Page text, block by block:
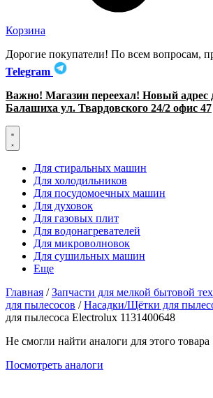
Корзина
Дорогие покупатели! По всем вопросам,
Telegram
Важно! Магазин переехал! Новый адрес
Балашиха ул. Твардовского 24/2 офис 47
Для стиральных машин
Для холодильников
Для посудомоечных машин
Для духовок
Для газовых плит
Для водонагревателей
Для микроволновок
Для сушильных машин
Еще
Главная /Запчасти для мелкой бытовой
для пылесосов /Насадки/Щётки для
для пылесоса Electrolux 1131400648
Не смогли найти аналоги для этого товара
Посмотреть аналоги